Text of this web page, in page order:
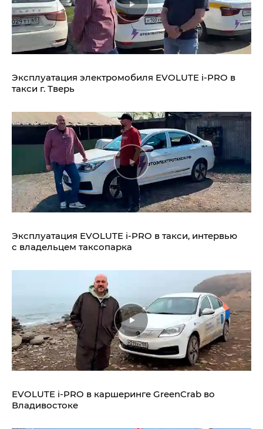
Эксплуатация электромобиля EVOLUTE i‑PRO в
такси г. Тверь
Эксплуатация EVOLUTE i‑PRO в такси, интервью
с владельцем таксопарка
EVOLUTE i‑PRO в каршеринге GreenCrab во
Владивостоке